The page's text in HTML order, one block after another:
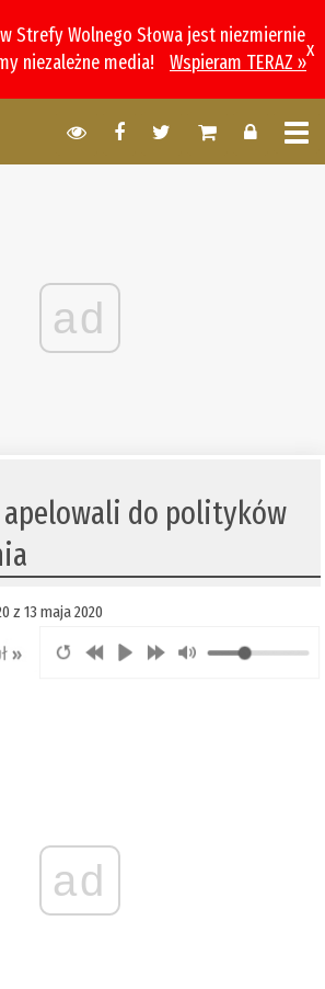
Strefy Wolnego Słowa jest niezmiernie
niezależne media!
Wspieram TERAZ »
x
ad
apelowali do polityków
z 13 maja 2020
ad